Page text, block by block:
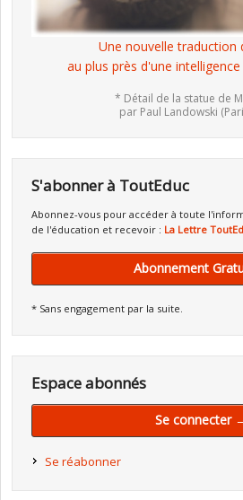
Une nouvelle traduction
au plus près d'une
* Détail de la statue de
par Paul Landowski
S'abonner à ToutEduc
Abonnez-vous pour accéder à toute
de l'éducation et recevoir : La Lettre
Abonnement
* Sans engagement par la suite.
Espace abonnés
Se connecter
Se réabonner